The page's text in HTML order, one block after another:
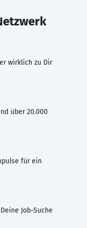
wirklich zu Dir
über 20.000
für ein
Job-Suche